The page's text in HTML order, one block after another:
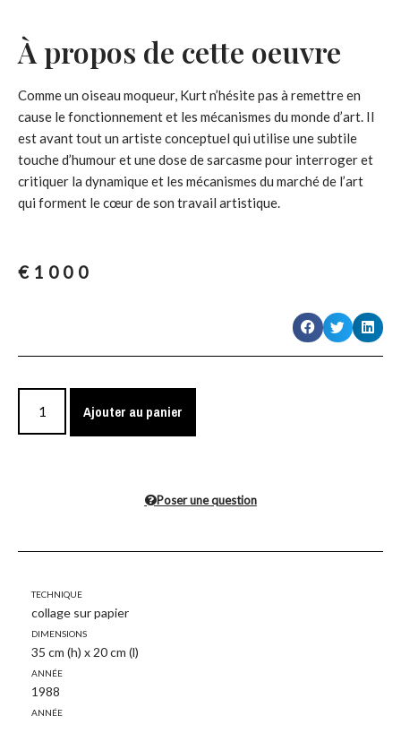
À propos de cette oeuvre
Comme un oiseau moqueur, Kurt n’hésite pas à remettre en
cause le fonctionnement et les mécanismes du monde d’art. Il
est avant tout un artiste conceptuel qui utilise une subtile
touche d’humour et une dose de sarcasme pour interroger et
critiquer la dynamique et les mécanismes du marché de l’art
qui forment le cœur de son travail artistique.
€ 1000
Ajouter au panier
Poser une question
Technique
collage sur papier
Dimensions
35 cm (h) x 20 cm (l)
Année
1988
Année